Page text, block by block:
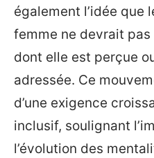
également l’idée que
femme ne devrait
dont elle est perçue
adressée. Ce
d’une exigence
inclusif, soulignant
l’évolution des